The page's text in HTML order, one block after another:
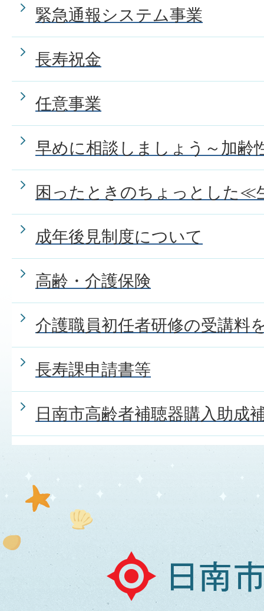
緊急通報システム事業
長寿祝金
任意事業
早めに相談しましょう～加齢
困ったときのちょっとした≪
成年後見制度について
高齢・介護保険
介護職員初任者研修の受講料
長寿課申請書等
日南市高齢者補聴器購入助成
日
南